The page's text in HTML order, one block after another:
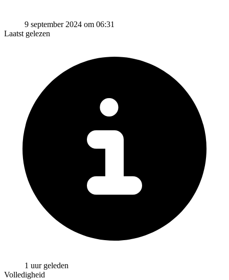
9 september 2024 om 06:31
Laatst gelezen
1 uur geleden
Volledigheid